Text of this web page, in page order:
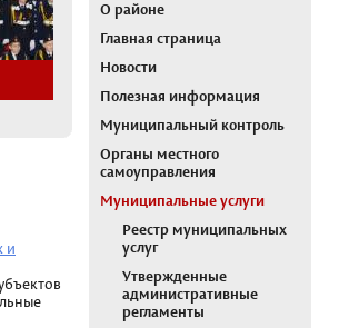
О районе
Главная страница
Новости
Полезная информация
Муниципальный контроль
Органы местного
самоуправления
Муниципальные услуги
Реестр муниципальных
услуг
Утвержденные
административные
регламенты
и